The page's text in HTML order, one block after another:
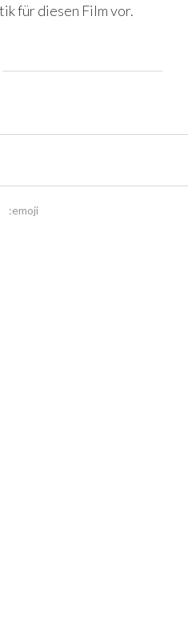
für diesen Film vor.
:emoji